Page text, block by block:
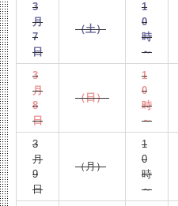
3
月
7
日
（土）
1
0
時
～
3
月
8
日
（日）
1
0
時
～
3
月
9
日
（月）
1
0
時
～